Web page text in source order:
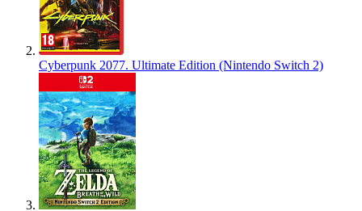
Cyberpunk 2077. Ultimate Edition (Nintendo Switch 2)